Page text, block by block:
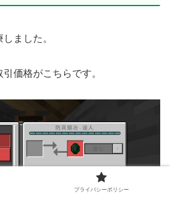
ました。
価格がこちらです。
プライバシーポリシー